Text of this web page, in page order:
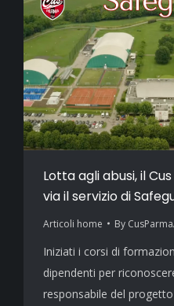
Lotta agli abusi, il
via il servizio di
Articoli home By
Iniziati i corsi di
dipendenti per
responsabile del